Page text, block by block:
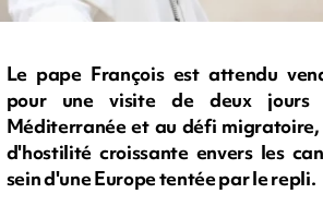
Le pape François est attendu
pour une visite de deux jours
Méditerranée et au défi
d'hostilité croissante envers les
sein d'une Europe tentée par le repli.